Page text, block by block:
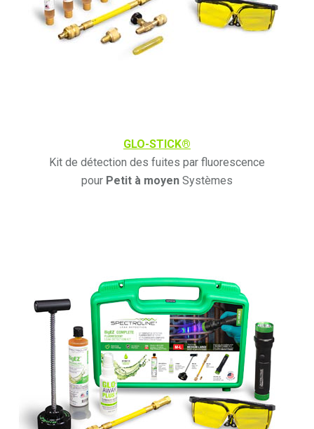
GLO-STICK®
Kit de détection des fuites par fluorescence
pour Petit à moyen Systèmes